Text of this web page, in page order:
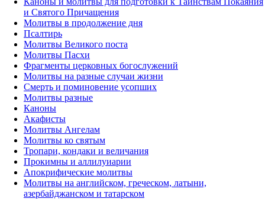
и Святого Причащения
Молитвы в продолжение дня
Псалтирь
Молитвы Великого поста
Молитвы Пасхи
Фрагменты церковных богослужений
Молитвы на разные случаи жизни
Смерть и поминовение усопших
Молитвы разные
Каноны
Акафисты
Молитвы Ангелам
Молитвы ко святым
Тропари, кондаки и величания
Прокимны и аллилуиарии
Апокрифические молитвы
Молитвы на английском, греческом, латыни,
азербайджанском и татарском